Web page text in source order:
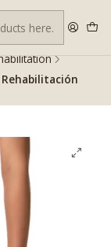
las condiciones.